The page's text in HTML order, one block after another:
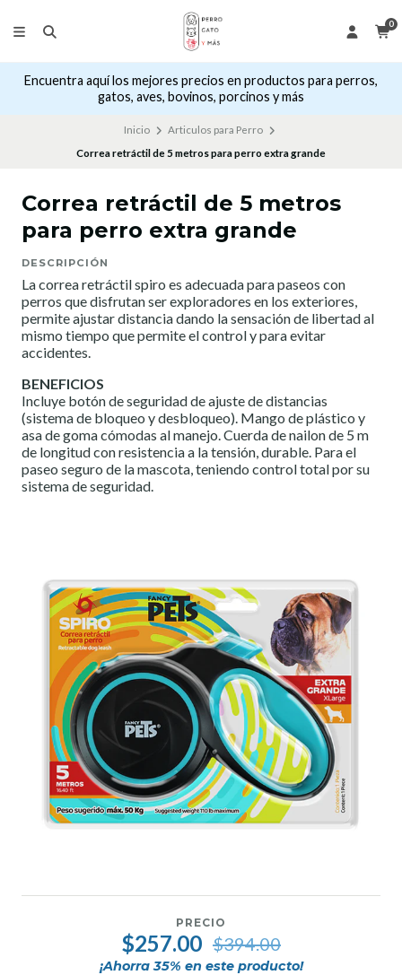
0
Encuentra aquí los mejores precios en productos para perros,
gatos, aves, bovinos, porcinos y más
Inicio
Articulos para Perro
Correa retráctil de 5 metros para perro extra grande
Correa retráctil de 5 metros
para perro extra grande
DESCRIPCIÓN
La correa retráctil spiro es adecuada para paseos con
perros que disfrutan ser exploradores en los exteriores,
permite ajustar distancia dando la sensación de libertad al
mismo tiempo que permite el control y para evitar
accidentes.
BENEFICIOS
Incluye botón de seguridad de ajuste de distancias
(sistema de bloqueo y desbloqueo). Mango de plástico y
asa de goma cómodas al manejo. Cuerda de nailon de 5 m
de longitud con resistencia a la tensión, durable. Para el
paseo seguro de la mascota, teniendo control total por su
sistema de seguridad.
PRECIO
$257.00 $394.00
¡Ahorra35% en este producto!